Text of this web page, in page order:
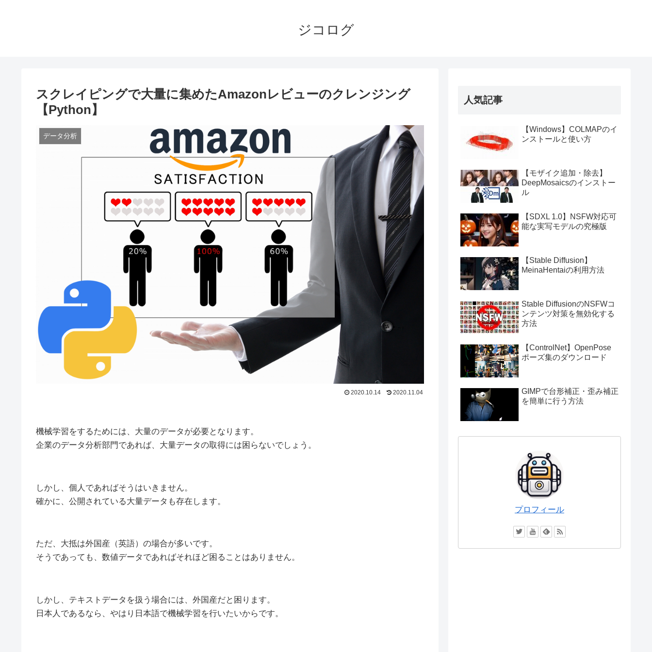
ジコログ
スクレイピングで大量に集めたAmazonレビューのクレンジング
【Python】
データ分析
2020.11.04
2020.10.14
機械学習をするためには、大量のデータが必要となります。
企業のデータ分析部門であれば、大量データの取得には困らないでしょう。
しかし、個人であればそうはいきません。
確かに、公開されている大量データも存在します。
ただ、大抵は外国産（英語）の場合が多いです。
そうであっても、数値データであればそれほど困ることはありません。
しかし、テキストデータを扱う場合には、外国産だと困ります。
日本人であるなら、やはり日本語で機械学習を行いたいからです。
人気記事
【Windows】COLMAPのイ
ンストールと使い方
【モザイク追加・除去】
DeepMosaicsのインストー
ル
【SDXL 1.0】NSFW対応可
能な実写モデルの究極版
【Stable Diffusion】
MeinaHentaiの利用方法
Stable DiffusionのNSFWコ
ンテンツ対策を無効化する
方法
【ControlNet】OpenPose
ポーズ集のダウンロード
GIMPで台形補正・歪み補正
を簡単に行う方法
プロフィール